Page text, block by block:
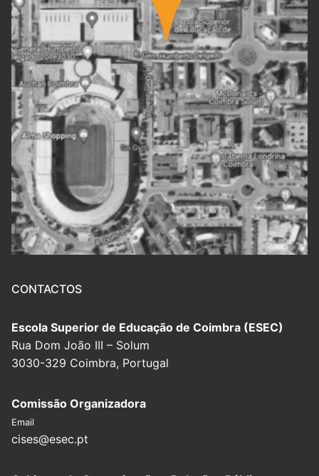
CONTACTOS
Escola Superior de Educação de Coimbra (ESEC)
Rua Dom João III – Solum
3030-329 Coimbra, Portugal
Comissão Organizadora
Email
cises@esec.pt